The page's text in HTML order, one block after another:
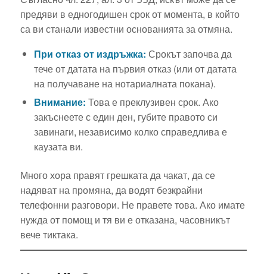
предяви в едногодишен срок от момента, в който
са ви станали известни основанията за отмяна.
При отказ от издръжка: Срокът започва да
тече от датата на първия отказ (или от датата
на получаване на нотариалната покана).
Внимание: Това е преклузивен срок. Ако
закъснеете с един ден, губите правото си
завинаги, независимо колко справедлива е
каузата ви.
Много хора правят грешката да чакат, да се
надяват на промяна, да водят безкрайни
телефонни разговори. Не правете това. Ако имате
нужда от помощ и тя ви е отказана, часовникът
вече тиктака.